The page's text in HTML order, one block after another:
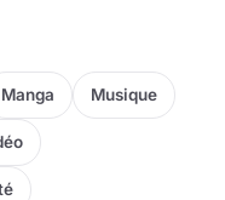
Manga Musique